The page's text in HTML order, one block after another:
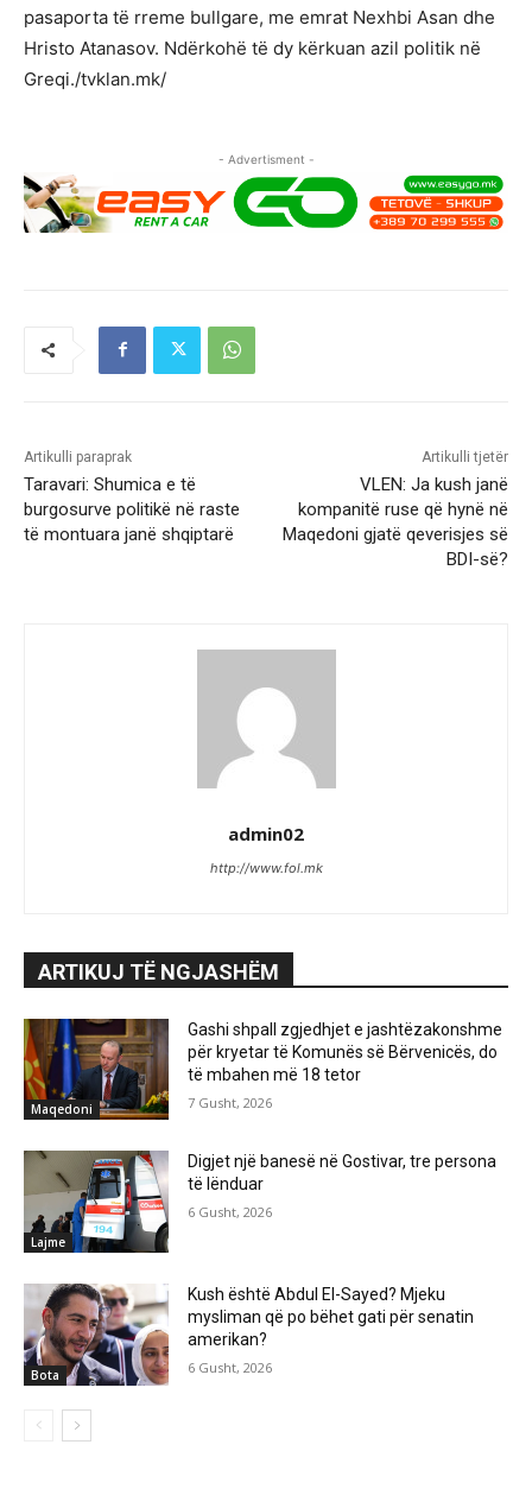
pasaporta të rreme bullgare, me emrat Nexhbi Asan dhe
Hristo Atanasov. Ndërkohë të dy kërkuan azil politik në
Greqi./tvklan.mk/
- Advertisment -
Artikulli paraprak
Taravari: Shumica e të
burgosurve politikë në raste
të montuara janë shqiptarë
Artikulli tjetër
VLEN: Ja kush janë
kompanitë ruse që hynë në
Maqedoni gjatë qeverisjes së
BDI-së?
admin02
http://www.fol.mk
ARTIKUJ TË NGJASHËM
Maqedoni
Gashi shpall zgjedhjet e jashtëzakonshme
për kryetar të Komunës së Bërvenicës, do
të mbahen më 18 tetor
7 Gusht, 2026
Lajme
Digjet një banesë në Gostivar, tre persona
të lënduar
6 Gusht, 2026
Bota
Kush është Abdul El-Sayed? Mjeku
mysliman që po bëhet gati për senatin
amerikan?
6 Gusht, 2026